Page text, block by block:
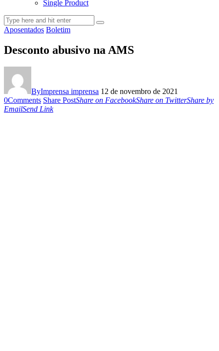
Single Product
Aposentados Boletim
Desconto abusivo na AMS
ByImprensa imprensa 12 de novembro de 2021
0Comments Share PostShare on FacebookShare on TwitterShare by
EmailSend Link